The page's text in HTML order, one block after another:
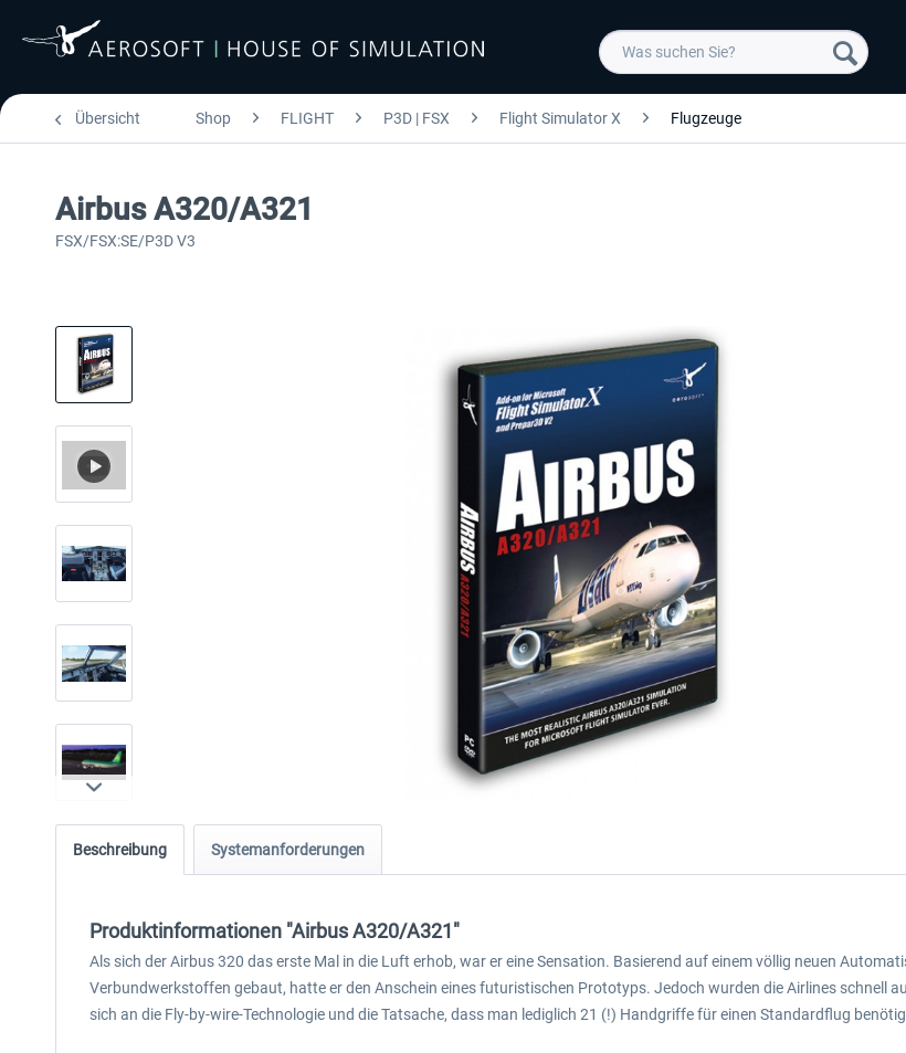
Übersicht Shop FLIGHT P3D | FSX Flight Simulator X Flugzeuge
Airbus A320/A321
FSX/FSX:SE/P3D V3
Beschreibung Systemanforderungen
Produktinformationen "Airbus A320/A321"
Als sich der Airbus 320 das erste Mal in die Luft erhob, war er eine Sensation. Basierend auf einem völlig neuen
Verbundwerkstoffen gebaut, hatte er den Anschein eines futuristischen Prototyps. Jedoch wurden die Airlines schnell
sich an die Fly-by-wire-Technologie und die Tatsache, dass man lediglich 21 (!) Handgriffe für einen Standardflug